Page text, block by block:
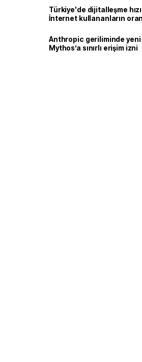
Türkiye'de dijitalleşme
İnternet kullananların
Anthropic geriliminde yeni
Mythos’a sınırlı erişim izni